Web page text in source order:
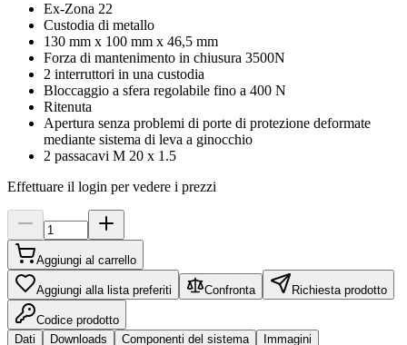
Ex-Zona 22
Custodia di metallo
130 mm x 100 mm x 46,5 mm
Forza di mantenimento in chiusura 3500N
2 interruttori in una custodia
Bloccaggio a sfera regolabile fino a 400 N
Ritenuta
Apertura senza problemi di porte di protezione deformate
mediante sistema di leva a ginocchio
2 passacavi M 20 x 1.5
Effettuare il login per vedere i prezzi
Aggiungi al carrello
Aggiungi alla lista preferiti Confronta Richiesta prodotto
Codice prodotto
Dati
Downloads Componenti del sistema Immagini